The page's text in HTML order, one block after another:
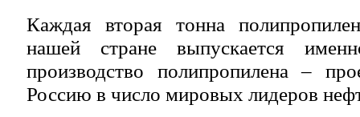
Каждая вторая тонна
нашей стране выпускается
производство полипропилена –
Россию в число мировых лидеров